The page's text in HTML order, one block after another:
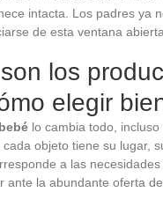
intacta. Los padres ya
de esta ventana
los
elegir
bebé lo cambia todo,
objeto tiene su lugar,
a las
ante la abundante oferta de